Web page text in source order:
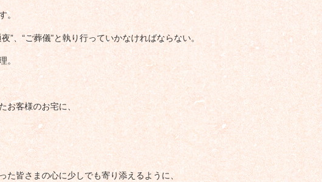
。
”、“ご葬儀”と執り行っていかなければならない。
。
お客様のお宅に、
皆さまの心に少しでも寄り添えるように、